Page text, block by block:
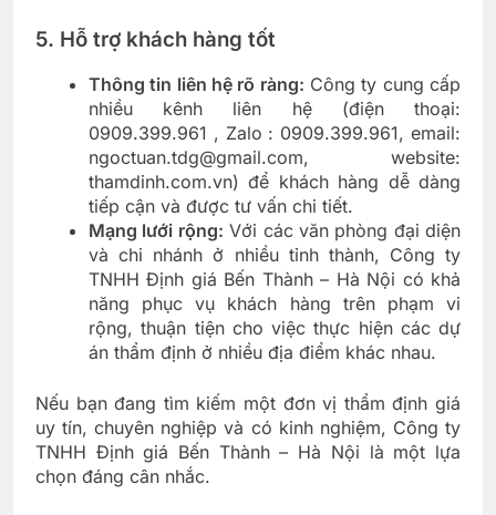
5. Hỗ trợ khách hàng tốt
Thông tin liên hệ rõ ràng: Công ty cung cấp
nhiều kênh liên hệ (điện thoại:
0909.399.961 , Zalo : 0909.399.961, email:
ngoctuan.tdg@gmail.com, website:
thamdinh.com.vn) để khách hàng dễ dàng
tiếp cận và được tư vấn chi tiết.
Mạng lưới rộng: Với các văn phòng đại diện
và chi nhánh ở nhiều tỉnh thành, Công ty
TNHH Định giá Bến Thành – Hà Nội có khả
năng phục vụ khách hàng trên phạm vi
rộng, thuận tiện cho việc thực hiện các dự
án thẩm định ở nhiều địa điểm khác nhau.
Nếu bạn đang tìm kiếm một đơn vị thẩm định giá
uy tín, chuyên nghiệp và có kinh nghiệm, Công ty
TNHH Định giá Bến Thành – Hà Nội là một lựa
chọn đáng cân nhắc.